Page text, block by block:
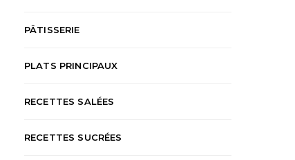
PÂTISSERIE
PLATS PRINCIPAUX
RECETTES SALÉES
RECETTES SUCRÉES